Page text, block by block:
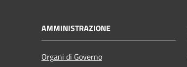
AMMINISTRAZIONE
Organi di Governo